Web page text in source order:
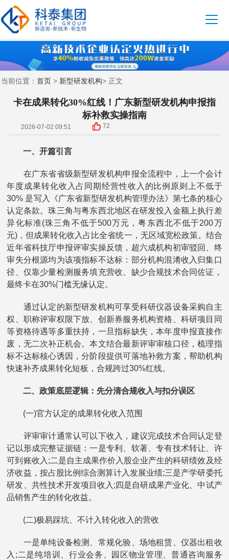
当前位置： 首页 > 新型研发机构> 正文
卡在成果转化30%红线！广东新型研发机构申报指
标补救实操指南
2026-07-02 09:51 72
一、开篇引言
在广东省省级新型研发机构申报全流程中，上一个会计
年度成果转化收入占同期经营性收入的比例原则上不低于
30% 是写入《广东省新型研发机构管理办法》第七条的核心
认定条款。珠三角与粤东西北地区在研发投入金额上执行差
异化标准(珠三角不低于500万元，粤东西北不低于200万
元)，但成果转化收入占比全省统一，无区域宽松政策。结合
近年省科技厅申报评审实操反馈，超六成机构初审驳回、终
审失分根源均为该项指标不达标：部分机构混淆收入归集口
径、仅靠少量检测服务填充营收、缺少合规技术合同佐证，
最终卡在30%门槛无缘认定。
通过认定的新型研发机构可享受科研仪器设备采购自主
权、职称评审权限下放、创新券服务机构资格、科研项目同
等资格待遇等多重扶持，一旦指标缺失，本年度申报直接作
废，无二次补正机会。本文结合最新评审审核口径，梳理指
标不达标核心诱因，分阶段提供可落地补救方案，帮助机构
快速补齐成果转化短板，合规跨过30%红线。
二、政策底层逻辑：先分清合规收入与扣分误区
(一)官方认定的成果转化收入范围
评审审计通常认可以下收入，建议完成技术合同认定登
记以形成完整证据链：一是专利、软著、专有技术转让、许
可到账收入;二是自主成果作价入股企业产生的科研绩效及经
济收益，按占股比例综合测算计入发展业绩;三是产学研委托
研发、共性技术开发项目收入;四是自研成果产业化、中试产
品销售产生的转化收益。
(二)极易踩坑、不计入转化收入的营收
一是单纯设备检测、常规化验、场地租赁、仪器出租收
入;二是纯培训、行业会务、园区物业管理、普通咨询服务